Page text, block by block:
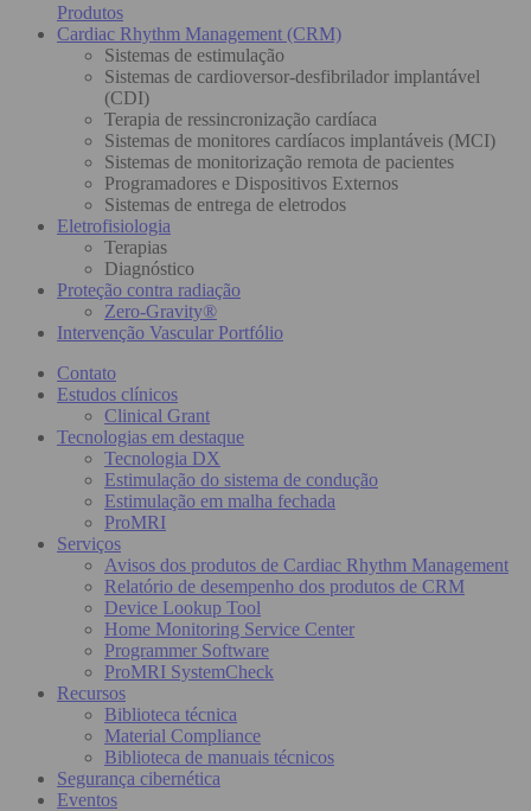
Produtos
Cardiac Rhythm Management (CRM)
Sistemas de estimulação
Sistemas de cardioversor-desfibrilador implantável
(CDI)
Terapia de ressincronização cardíaca
Sistemas de monitores cardíacos implantáveis (MCI)
Sistemas de monitorização remota de pacientes
Programadores e Dispositivos Externos
Sistemas de entrega de eletrodos
Eletrofisiologia
Terapias
Diagnóstico
Proteção contra radiação
Zero-Gravity®
Intervenção Vascular Portfólio
Contato
Estudos clínicos
Clinical Grant
Tecnologias em destaque
Tecnologia DX
Estimulação do sistema de condução
Estimulação em malha fechada
ProMRI
Serviços
Avisos dos produtos de Cardiac Rhythm Management
Relatório de desempenho dos produtos de CRM
Device Lookup Tool
Home Monitoring Service Center
Programmer Software
ProMRI SystemCheck
Recursos
Biblioteca técnica
Material Compliance
Biblioteca de manuais técnicos
Segurança cibernética
Eventos